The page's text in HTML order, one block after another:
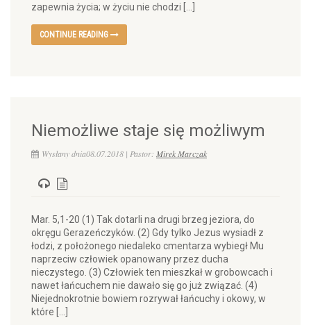
zapewnia życia; w życiu nie chodzi […]
CONTINUE READING
Niemożliwe staje się możliwym
Wysłany dnia08.07.2018 | Pastor: Mirek Marczak
Mar. 5,1-20 (1) Tak dotarli na drugi brzeg jeziora, do
okręgu Gerazeńczyków. (2) Gdy tylko Jezus wysiadł z
łodzi, z położonego niedaleko cmentarza wybiegł Mu
naprzeciw człowiek opanowany przez ducha
nieczystego. (3) Człowiek ten mieszkał w grobowcach i
nawet łańcuchem nie dawało się go już związać. (4)
Niejednokrotnie bowiem rozrywał łańcuchy i okowy, w
które […]